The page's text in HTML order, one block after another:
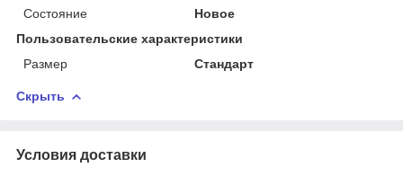
Состояние
Новое
Пользовательские характеристики
Размер
Стандарт
Скрыть
Условия доставки